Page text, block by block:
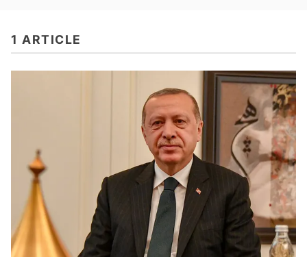
1 ARTICLE